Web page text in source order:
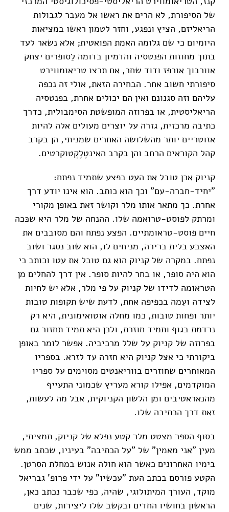
של הסיפורת, לא הרים את ראשו אל מעבר לגבולות
הריאליזם, הציץ ונפגע, וחזר לטמון ראשו במציאות
היומיום כי שם גלומה האמת הפואטית; אלא נשאר לעד
בתוך מחוזות הפנטסיה והדמיון בדומה לַסופרים יצחק
אוורבוך אורפז ודוד שחר, אם תרצו טריאומווירט
סיפורתי חשוב אחר. הבחירה הזאת, אולי זה נכפה
עליהם וזה סגנונם ואין הם יכולים אחרת, בפנטסיה
הריאליסטית, או בפרוזה המופשטת הסימבולית, כדרך
כתיבה מרכזית, גזרה על יוצרים מעולים אלה להיות
אזוטריים יותר מהשלושה האחרים שמניתי, הן בקרב
קהל הקוראים הרחב והן בקרב האינטֶלֶקְטוקרטים.
קניוק אכן טובל את העט בפצע שתמיד נפתח:
"יחיד-חברה-עם" וכך הוא כותב. הוא אינו יודע דרך
אחרת. כך מתאר אותו מלר וקושר זאת באופן מקורי
ומרתק לפוסט-טרואמה שלו. ההנחה של מלר היא שכּכה
חיים פוסט-טראומתיים. הפצע נפתח והם מסובבים את
האצבע בלית ברירה, מניחים לו, הוא שוב נסגר ושוב
נפתח. במקרה של קניוק הוא גם טובל את עטו וכותב כי
הוא היה סופר, או בחר להיות סופר. אין דרך להחלים מן
הטראומה לדידו של קניוק על פי מלר, אלא יש לחיות
לצידה ועִמה בכפיפה אחת, לדעת שיש תקופות טובות
יותר ופחות טובות, כמו מחלה אוטואימונית, היא רק
נרדמת בגוף ותמיד חוזרת, ולכן היא תמיד תחזור גם
בפרוזה של קניוק על שלל מרכיביה. אפשר לומר באופן
ביקורתי כי אצל קניוק היא חזרה עד לזרא. בספריו
המאוחרים שחוזרים בווריאנטים מסוימים על ספריו
המוקדמים, אפילו קורא מעריץ שכמוני התעייף
מהנאראטיבים ומן הלשון הקניוקית, אבל מה לעשות,
זאת דרך הכתיבה שלו.
בסוף הספר מצטט מלר קטע נפלא של קניוק, תמציתי,
מעין "אני מאמין" של "על הכתיבה" בעיניו, שכתב ממש
בימיו האחרונים כאשר הוא חולה אנוש במחלת הסרטן.
הקטע פורסם בכתב העת "עכשיו" על ידי פרופ' גבריאל
מוקד, העורך המיתולוגי, שהיה, כפי שכבר נכתב כאן,
הראשון בחושיו החדים ובקשב שלו ליצירות, שנים